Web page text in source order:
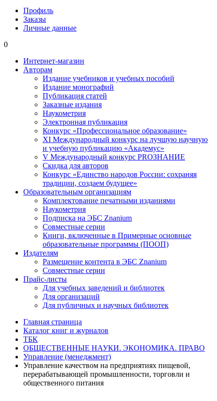
Профиль
Заказы
Личные данные
0
Интернет-магазин
Авторам
Издание учебников и учебных пособий
Издание монографий
Публикация статей
Заказные издания
Наукометрия
Электронная публикация
Конкурс «Профессиональное образование»
XI Международный конкурс на лучшую научную
и учебную публикацию «Академус»
V Международный конкурс PROЗНАНИЕ
Скидка для авторов
Конкурс «Единство народов России: сохраняя
традиции, создаем будущее»
Образовательным организациям
Комплектование печатными изданиями
Наукометрия
Подписка на ЭБС Znanium
Совместные серии
Книги, включенные в Примерные основные
образовательные программы (ПООП)
Издателям
Размещение контента в ЭБС Znanium
Совместные серии
Прайс-листы
Для учебных заведений и библиотек
Для организаций
Для публичных и научных библиотек
Главная страница
Каталог книг и журналов
ТБК
ОБЩЕСТВЕННЫЕ НАУКИ. ЭКОНОМИКА. ПРАВО
Управление (менеджмент)
Управление качеством на предприятиях пищевой,
перерабатывающей промышленности, торговли и
общественного питания